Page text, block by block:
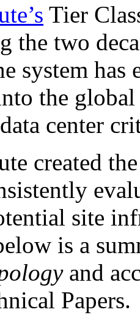
Tier
the two
system
the
center
created
site
is a
and
Papers.